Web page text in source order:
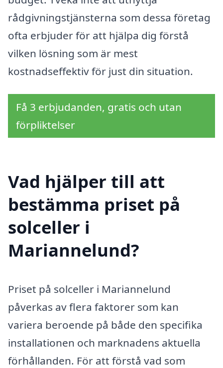
rådgivningstjänsterna som dessa företag
ofta erbjuder för att hjälpa dig förstå
vilken lösning som är mest
kostnadseffektiv för just din situation.
Få 3 erbjudanden, gratis och utan
förpliktelser
Vad hjälper till att
bestämma priset på
solceller i
Mariannelund?
Priset på solceller i Mariannelund
påverkas av flera faktorer som kan
variera beroende på både den specifika
installationen och marknadens aktuella
förhållanden. För att förstå vad som